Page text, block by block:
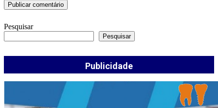
Pesquisar
Pesquisar
Publicidade